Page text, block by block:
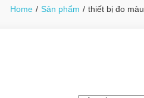
Home Sản phẩm thiết bị đo màu